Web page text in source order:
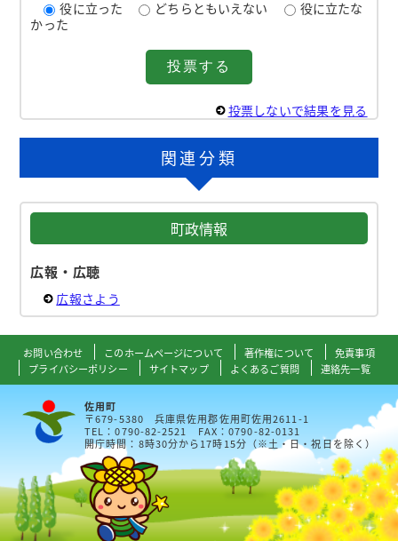
役に立った
どちらともいえない
役に立たな
かった
投票しないで結果を見る
関連分類
町政情報
広報・広聴
広報さよう
お問い合わせ このホームページについて 著作権について
免責事項
プライバシーポリシー
サイトマップ よくあるご質問 連絡先一覧
佐用町
〒679-5380 兵庫県佐用郡佐用町佐用2611-1
TEL：0790-82-2521 FAX：0790-82-0131
開庁時間：8時30分から17時15分（※土・日・祝日を除く）